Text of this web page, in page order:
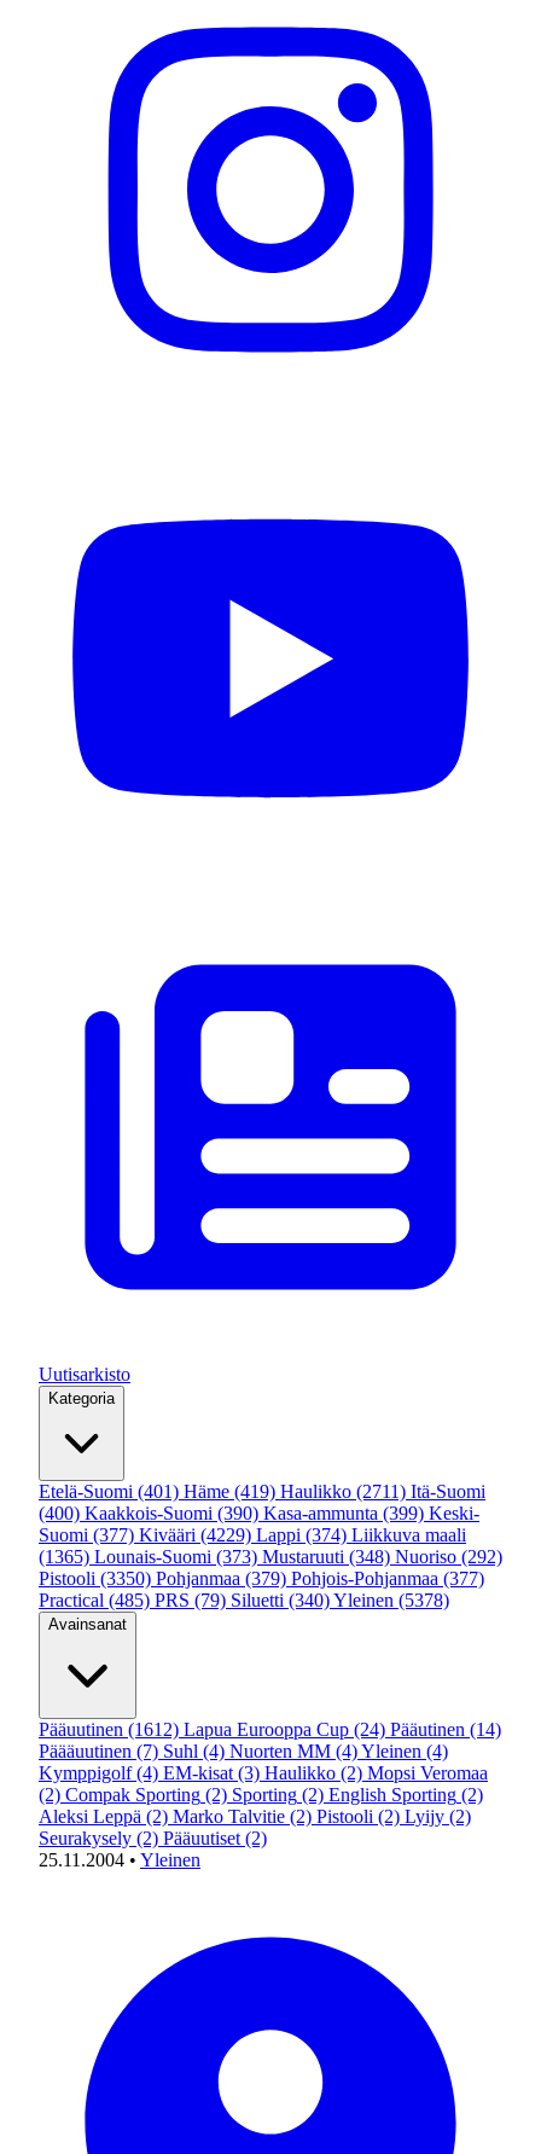
Uutisarkisto
Kategoria
Etelä-Suomi (401) Häme (419) Haulikko (2711) Itä-Suomi
(400) Kaakkois-Suomi (390) Kasa-ammunta (399) Keski-
Suomi (377) Kivääri (4229) Lappi (374) Liikkuva maali
(1365) Lounais-Suomi (373) Mustaruuti (348) Nuoriso (292)
Pistooli (3350) Pohjanmaa (379) Pohjois-Pohjanmaa (377)
Practical (485) PRS (79) Siluetti (340)Yleinen (5378)
Avainsanat
Pääuutinen (1612) Lapua Eurooppa Cup (24) Pääutinen (14)
Päääuutinen (7) Suhl (4) Nuorten MM (4)Yleinen (4)
Kymppigolf (4) EM-kisat (3) Haulikko (2) Mopsi Veromaa
(2) Compak Sporting (2) Sporting (2) English Sporting (2)
Aleksi Leppä (2) Marko Talvitie (2) Pistooli (2) Lyijy (2)
Seurakysely (2) Pääuutiset (2)
25.11.2004 • Yleinen